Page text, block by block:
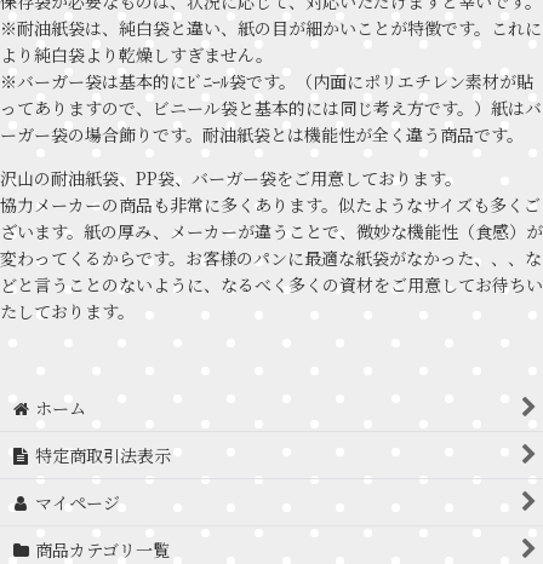
※耐油紙袋は、純白袋と違い、紙の目が細かいことが特徴です。これに
より純白袋より乾燥しすぎません。
※バーガー袋は基本的にﾋﾞﾆｰﾙ袋です。（内面にポリエチレン素材が貼
ってありますので、ビニール袋と基本的には同じ考え方です。）紙はバ
ーガー袋の場合飾りです。耐油紙袋とは機能性が全く違う商品です。
沢山の耐油紙袋、PP袋、バーガー袋をご用意しております。
協力メーカーの商品も非常に多くあります。似たようなサイズも多くご
ざいます。紙の厚み、メーカーが違うことで、微妙な機能性（食感）が
変わってくるからです。お客様のパンに最適な紙袋がなかった、、、な
どと言うことのないように、なるべく多くの資材をご用意してお待ちい
たしております。
ホーム
特定商取引法表示
マイページ
商品カテゴリ一覧